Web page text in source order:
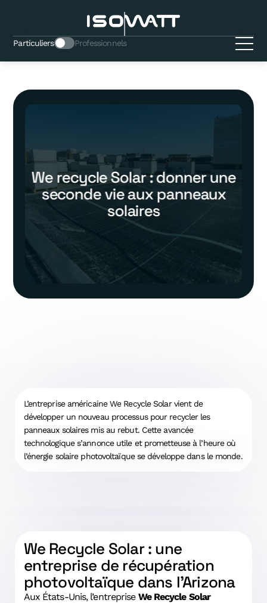
Particuliers Professionnels
We recycle Solar : donner une
seconde vie aux panneaux
solaires
L’entreprise américaine We Recycle Solar vient de
développer un nouveau processus pour recycler les
panneaux solaires mis au rebut. Cette avancée
technologique s’annonce utile et prometteuse à l’heure où
l’énergie solaire photovoltaïque se développe dans le monde.
We Recycle Solar : une
entreprise de récupération
photovoltaïque dans l’Arizona
Aux États-Unis, l’entreprise We Recycle Solar